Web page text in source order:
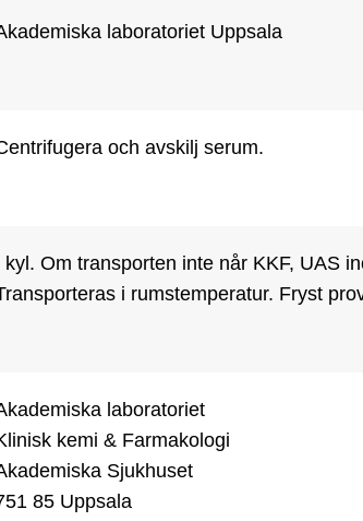
laboratoriet Uppsala
och avskilj serum.
kyl. Om transporten inte når KKF, UAS
i rumstemperatur. Fryst
laboratoriet
kemi & Farmakologi
Sjukhuset
85 Uppsala